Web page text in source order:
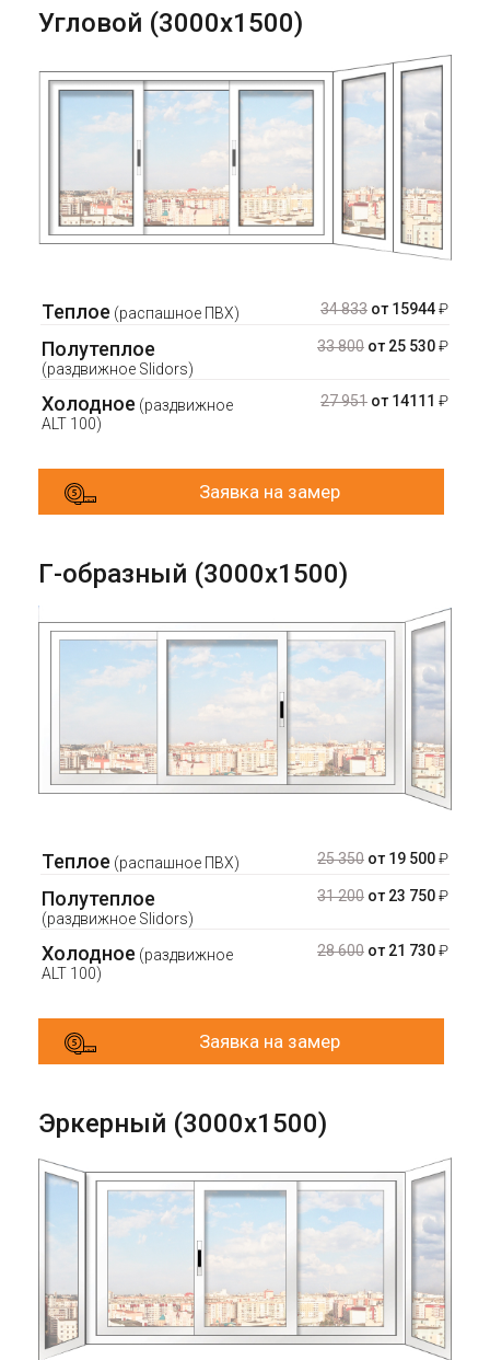
Угловой (3000х1500)
Теплое (распашное ПВХ) 34 833 от 15944₽
Полутеплое
(раздвижное Slidors)
33 800 от 25 530₽
Холодное (раздвижное
ALT 100)
27 951 от 14111 ₽
Заявка на замер
Г-образный (3000х1500)
Теплое (распашное ПВХ) 25 350 от 19 500₽
Полутеплое
(раздвижное Slidors)
31 200 от 23 750₽
Холодное (раздвижное
ALT 100)
28 600 от 21 730₽
Заявка на замер
Эркерный (3000х1500)